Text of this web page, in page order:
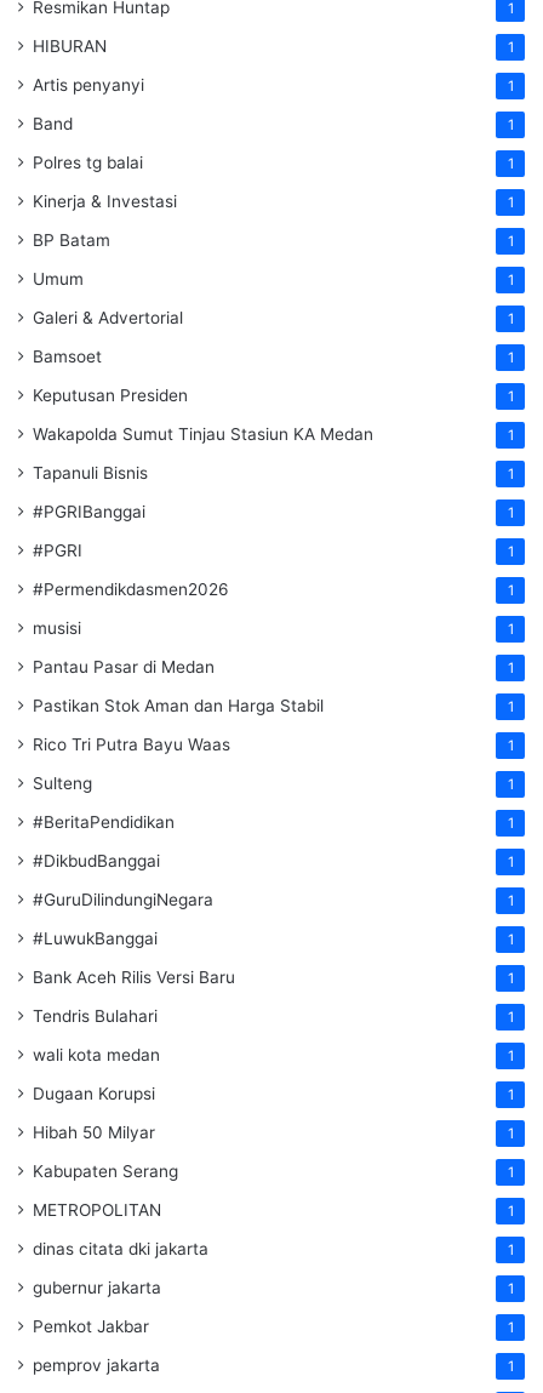
Resmikan Huntap 1
HIBURAN 1
Artis penyanyi 1
Band 1
Polres tg balai 1
Kinerja & Investasi 1
BP Batam 1
Umum 1
Galeri & Advertorial 1
Bamsoet 1
Keputusan Presiden 1
Wakapolda Sumut Tinjau Stasiun KA Medan 1
Tapanuli Bisnis 1
#PGRIBanggai 1
#PGRI 1
#Permendikdasmen2026 1
musisi 1
Pantau Pasar di Medan 1
Pastikan Stok Aman dan Harga Stabil 1
Rico Tri Putra Bayu Waas 1
Sulteng 1
#BeritaPendidikan 1
#DikbudBanggai 1
#GuruDilindungiNegara 1
#LuwukBanggai 1
Bank Aceh Rilis Versi Baru 1
Tendris Bulahari 1
wali kota medan 1
Dugaan Korupsi 1
Hibah 50 Milyar 1
Kabupaten Serang 1
METROPOLITAN 1
dinas citata dki jakarta 1
gubernur jakarta 1
Pemkot Jakbar 1
pemprov jakarta 1